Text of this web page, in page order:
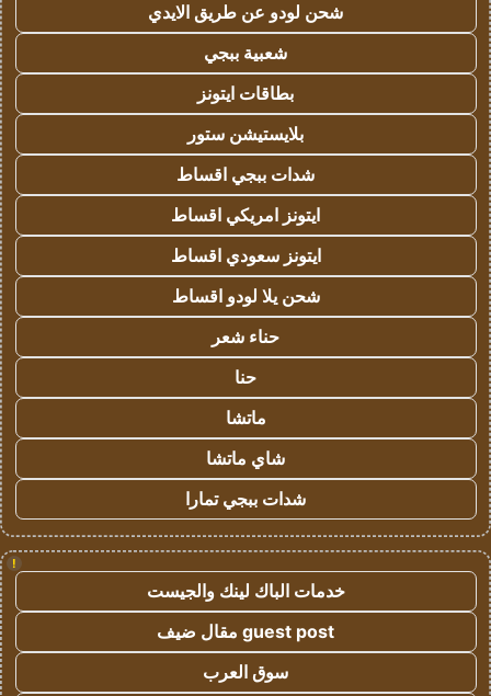
شحن لودو عن طريق الايدي
شعبية ببجي
بطاقات ايتونز
بلايستيشن ستور
شدات ببجي اقساط
ايتونز امريكي اقساط
ايتونز سعودي اقساط
شحن يلا لودو اقساط
حناء شعر
حنا
ماتشا
شاي ماتشا
شدات ببجي تمارا
!
خدمات الباك لينك والجيست
guest post مقال ضيف
سوق العرب